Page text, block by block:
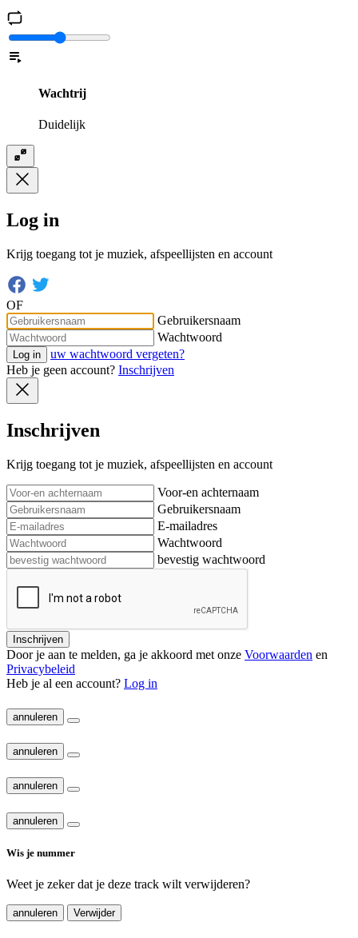
Wachtrij
Duidelijk
Log in
Krijg toegang tot je muziek, afspeellijsten en account
OF
Gebruikersnaam
Wachtwoord
Log in
uw wachtwoord vergeten?
Heb je geen account? Inschrijven
Inschrijven
Krijg toegang tot je muziek, afspeellijsten en account
Voor-en achternaam
Gebruikersnaam
E-mailadres
Wachtwoord
bevestig wachtwoord
Inschrijven
Door je aan te melden, ga je akkoord met onze Voorwaarden en
Privacybeleid
Heb je al een account? Log in
annuleren
annuleren
annuleren
annuleren
Wis je nummer
Weet je zeker dat je deze track wilt verwijderen?
annuleren Verwijder